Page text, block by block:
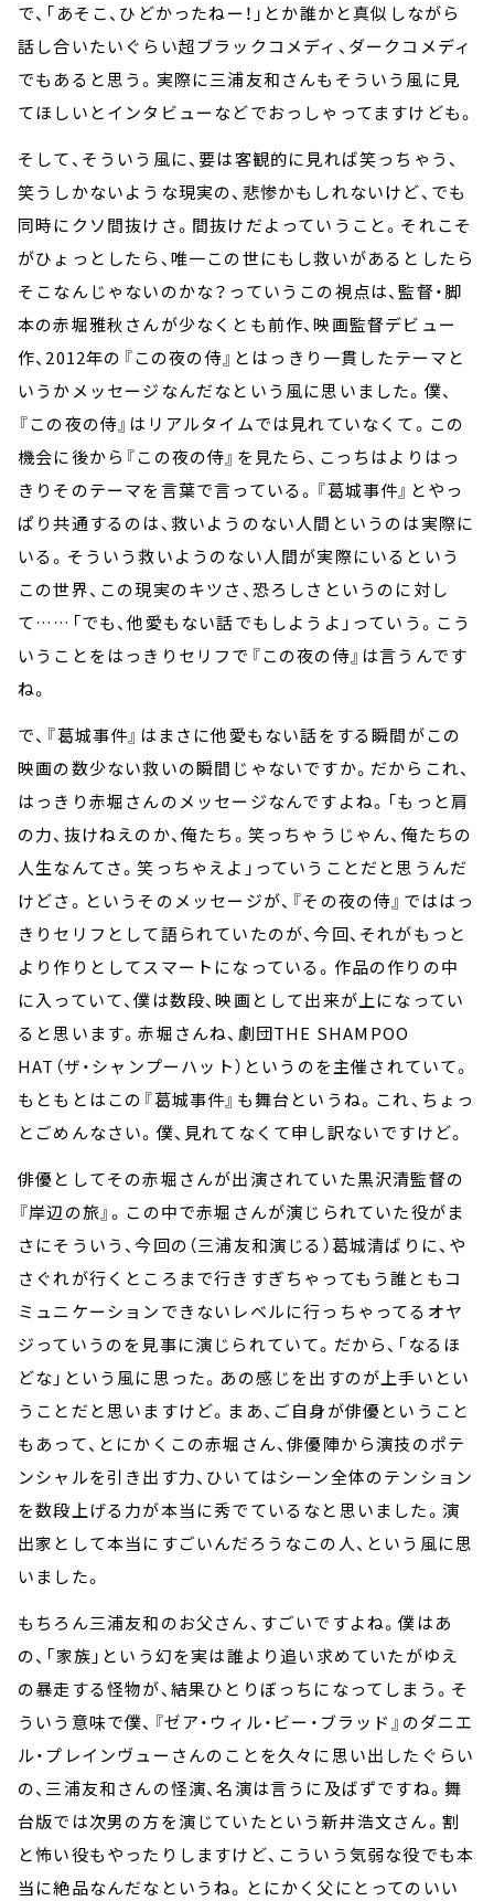
で、「あそこ、ひどかったねー！」とか誰かと真似しながら
話し合いたいぐらい超ブラックコメディ、ダークコメディ
でもあると思う。実際に三浦友和さんもそういう風に見
てほしいとインタビューなどでおっしゃってますけども。
そして、そういう風に、要は客観的に見れば笑っちゃう、
笑うしかないような現実の、悲惨かもしれないけど、でも
同時にクソ間抜けさ。間抜けだよっていうこと。それこそ
がひょっとしたら、唯一この世にもし救いがあるとしたら
そこなんじゃないのかな？っていうこの視点は、監督・脚
本の赤堀雅秋さんが少なくとも前作、映画監督デビュー
作、2012年の『この夜の侍』とはっきり一貫したテーマと
いうかメッセージなんだなという風に思いました。僕、
『この夜の侍』はリアルタイムでは見れていなくて。この
機会に後から『この夜の侍』を見たら、こっちはよりはっ
きりそのテーマを言葉で言っている。『葛城事件』とやっ
ぱり共通するのは、救いようのない人間というのは実際に
いる。そういう救いようのない人間が実際にいるという
この世界、この現実のキツさ、恐ろしさというのに対し
て……「でも、他愛もない話でもしようよ」っていう。こう
いうことをはっきりセリフで『この夜の侍』は言うんです
ね。
で、『葛城事件』はまさに他愛もない話をする瞬間がこの
映画の数少ない救いの瞬間じゃないですか。だからこれ、
はっきり赤堀さんのメッセージなんですよね。「もっと肩
の力、抜けねえのか、俺たち。笑っちゃうじゃん、俺たちの
人生なんてさ。笑っちゃえよ」っていうことだと思うんだ
けどさ。というそのメッセージが、『その夜の侍』でははっ
きりセリフとして語られていたのが、今回、それがもっと
より作りとしてスマートになっている。作品の作りの中
に入っていて、僕は数段、映画として出来が上になってい
ると思います。赤堀さんね、劇団THE SHAMPOO
HAT（ザ・シャンプーハット）というのを主催されていて。
もともとはこの『葛城事件』も舞台というね。これ、ちょっ
とごめんなさい。僕、見れてなくて申し訳ないですけど。
俳優としてその赤堀さんが出演されていた黒沢清監督の
『岸辺の旅』。この中で赤堀さんが演じられていた役がま
さにそういう、今回の（三浦友和演じる）葛城清ばりに、や
さぐれが行くところまで行きすぎちゃってもう誰ともコ
ミュニケーションできないレベルに行っちゃってるオヤ
ジっていうのを見事に演じられていて。だから、「なるほ
どな」という風に思った。あの感じを出すのが上手いとい
うことだと思いますけど。まあ、ご自身が俳優ということ
もあって、とにかくこの赤堀さん、俳優陣から演技のポテ
ンシャルを引き出す力、ひいてはシーン全体のテンション
を数段上げる力が本当に秀でているなと思いました。演
出家として本当にすごいんだろうなこの人、という風に思
いました。
もちろん三浦友和のお父さん、すごいですよね。僕はあ
の、「家族」という幻を実は誰より追い求めていたがゆえ
の暴走する怪物が、結果ひとりぼっちになってしまう。そ
ういう意味で僕、『ゼア・ウィル・ビー・ブラッド』のダニエ
ル・プレインヴューさんのことを久々に思い出したぐらい
の、三浦友和さんの怪演、名演は言うに及ばずですね。舞
台版では次男の方を演じていたという新井浩文さん。割
と怖い役もやったりしますけど、こういう気弱な役でも本
当に絶品なんだなというね。とにかく父にとってのいい